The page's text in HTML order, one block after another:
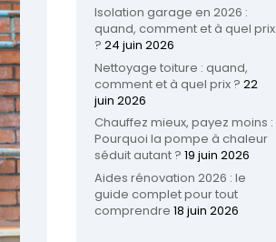
Isolation garage en 2026 :
quand, comment et à quel prix
? 24 juin 2026
Nettoyage toiture : quand,
comment et à quel prix ? 22
juin 2026
Chauffez mieux, payez moins :
Pourquoi la pompe à chaleur
séduit autant ? 19 juin 2026
Aides rénovation 2026 : le
guide complet pour tout
comprendre 18 juin 2026